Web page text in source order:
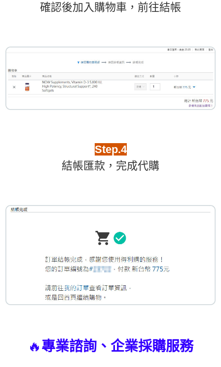
確認後加入購物車，前往結帳
Step.4
結帳匯款，完成代購
🔥專業諮詢、企業採購服務